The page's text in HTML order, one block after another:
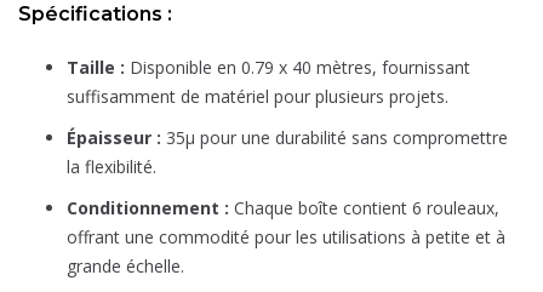
Spécifications :
Taille : Disponible en 0.79 x 40 mètres, fournissant
suffisamment de matériel pour plusieurs projets.
Épaisseur : 35µ pour une durabilité sans compromettre
la flexibilité.
Conditionnement : Chaque boîte contient 6 rouleaux,
offrant une commodité pour les utilisations à petite et à
grande échelle.